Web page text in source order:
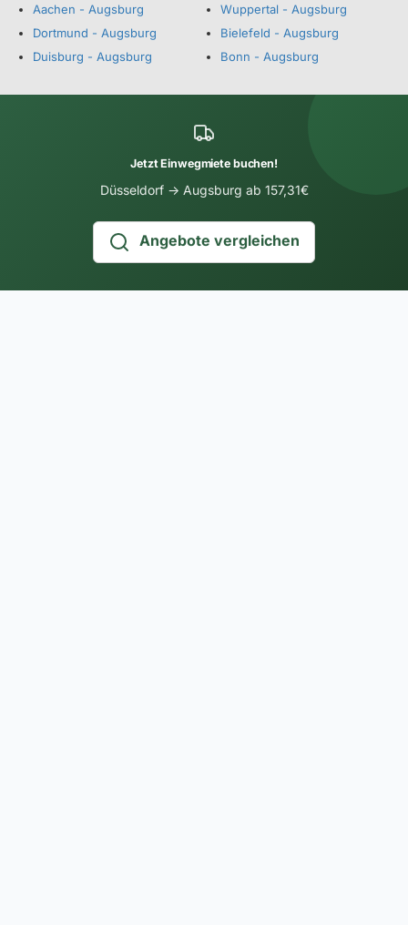
Aachen - Augsburg
Dortmund - Augsburg
Duisburg - Augsburg
Wuppertal - Augsburg
Bielefeld - Augsburg
Bonn - Augsburg
Jetzt Einwegmiete buchen!
Düsseldorf → Augsburg ab 157,31€
Angebote vergleichen